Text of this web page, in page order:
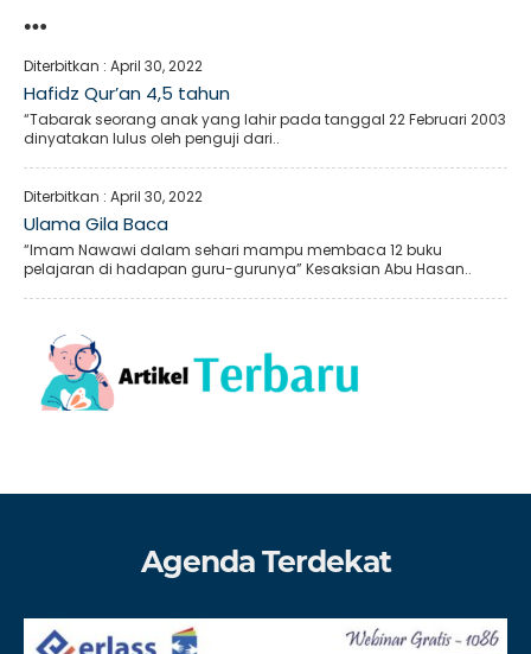
…
Diterbitkan : April 30, 2022
Hafidz Qur’an 4,5 tahun
“Tabarak seorang anak yang lahir pada tanggal 22 Februari 2003
dinyatakan lulus oleh penguji dari..
Diterbitkan : April 30, 2022
Ulama Gila Baca
“Imam Nawawi dalam sehari mampu membaca 12 buku
pelajaran di hadapan guru-gurunya” Kesaksian Abu Hasan..
Agenda Terdekat